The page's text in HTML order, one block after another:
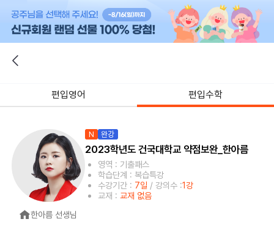
편입영어 편입수학
한아름 선생님
N 완강
2023학년도 건국대학교 약점보완_한아름
영역 : 기출패스
학습단계 : 복습특강
수강기간 : 7일 / 강의수 :1강
교재 :교재 없음